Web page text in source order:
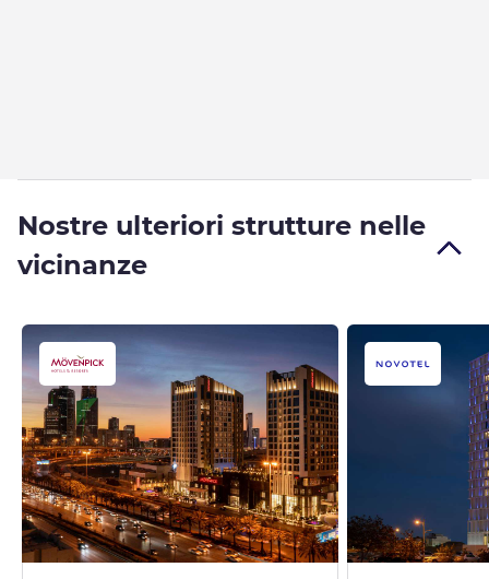
Nostre ulteriori strutture nelle
vicinanze